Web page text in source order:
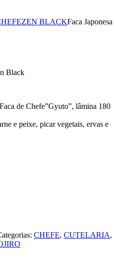
ZEN BLACKFaca Japonesa
Black
de Chefe”Gyuto”, lâmina 180
e peixe, picar vegetais, ervas e
CHEFE, CUTELARIA,